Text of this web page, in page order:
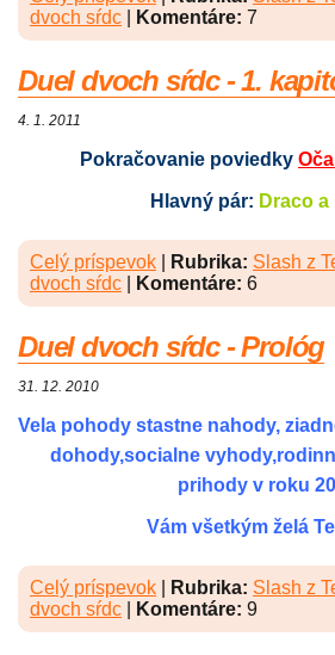
dvoch sŕdc
Komentáre: 7
Duel dvoch sŕdc - 1.
4. 1. 2011
Pokračovanie poviedky
Hlavný pár: Draco a
Celý príspevok Rubrika: Slash z
dvoch sŕdc
Komentáre: 6
Duel dvoch sŕdc - Prológ
31. 12. 2010
Vela pohody stastne nahody,
dohody,socialne
prihody v roku
Vám všetkým želá
Celý príspevok Rubrika: Slash z
dvoch sŕdc
Komentáre: 9